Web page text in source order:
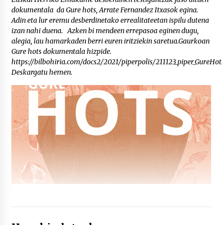
dokumentala da Gure hots, Arrate Fernandez Itxasok egina.
Adin eta lur eremu desberdinetako errealitateetan ispilu dutena
izan nahi duena. Azken bi mendeen errepasoa eginen dugu,
alegia, lau hamarkaden berri euren iritziekin saretua.Gaurkoan
Gure hots dokumentala hizpide.
https://bilbohiria.com/docs2/2021/piperpolis/
Deskargatu hemen.